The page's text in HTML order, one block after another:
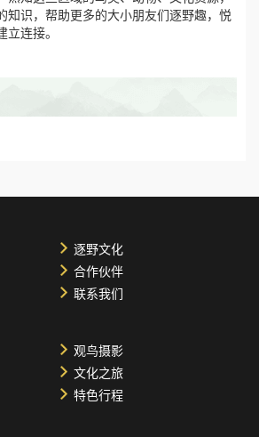
知识，帮助更多的大小朋友们逐野趣，悦
立连接。
逐野文化
合作伙伴
联系我们
观鸟摄影
文化之旅
特色行程